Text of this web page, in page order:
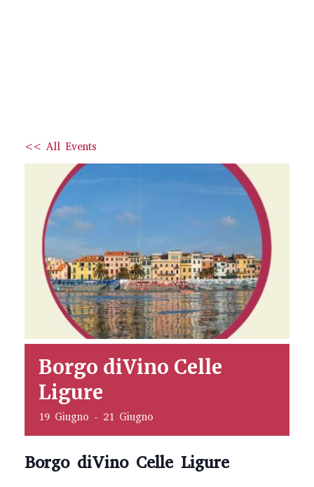
<< All Events
Borgo diVino Celle
Ligure
19 Giugno - 21 Giugno
Borgo diVino Celle Ligure